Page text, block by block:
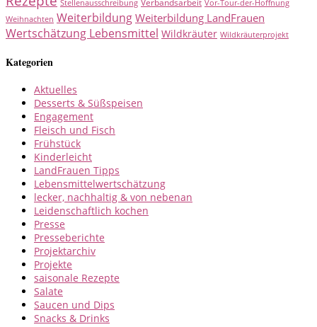
Stellenausschreibung Verbandsarbeit Vor-Tour-der-Hoffnung
Weihnachten Weiterbildung Weiterbildung LandFrauen
Wertschätzung Lebensmittel Wildkräuter Wildkräuterprojekt
Kategorien
Aktuelles
Desserts & Süßspeisen
Engagement
Fleisch und Fisch
Frühstück
Kinderleicht
LandFrauen Tipps
Lebensmittelwertschätzung
lecker, nachhaltig & von nebenan
Leidenschaftlich kochen
Presse
Presseberichte
Projektarchiv
Projekte
saisonale Rezepte
Salate
Saucen und Dips
Snacks & Drinks